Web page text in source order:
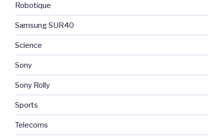
Robotique
Samsung SUR40
Science
Sony
Sony Rolly
Sports
Telecoms